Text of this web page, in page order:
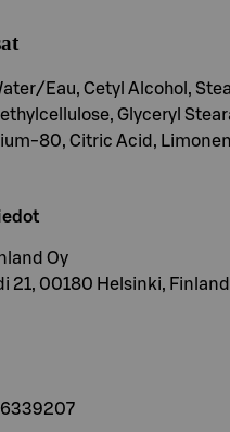
Eau, Cetyl Alcohol,
Glyceryl
80, Citric Acid,
Oy
21, 00180 Helsinki, Finland